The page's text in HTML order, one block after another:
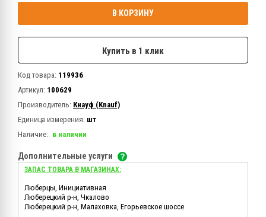
В КОРЗИНУ
Купить в 1 клик
Код товара: 119936
Артикул: 100629
Производитель: Кнауф (Knauf)
Единица измерения: шт
Наличие: в наличии
Дополнительные услуги
ЗАПАС ТОВАРА В МАГАЗИНАХ:
Люберцы, Инициативная
Люберецкий р-н, Чкалово
Люберецкий р-н, Малаховка, Егорьевское шоссе